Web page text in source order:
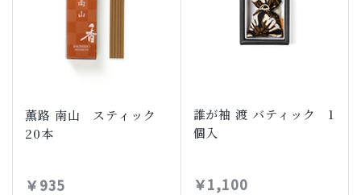
薫路 南山 スティック
20本
￥935
誰が袖 渡 バティック 1
個入
￥1,100